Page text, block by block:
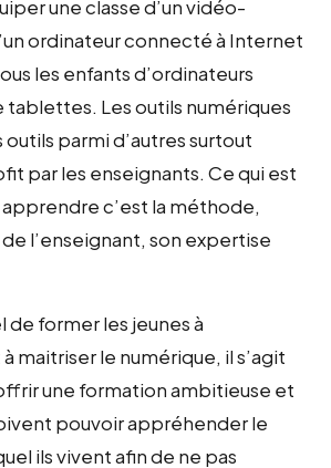
une classe d’un vidéo-
ordinateur connecté à Internet
les enfants d’ordinateurs
tablettes. Les outils numériques
parmi d’autres surtout
par les enseignants. Ce qui est
c’est la méthode,
l’enseignant, son expertise
de former les jeunes à
maitriser le numérique, il s’agit
une formation ambitieuse et
pouvoir appréhender le
ils vivent afin de ne pas